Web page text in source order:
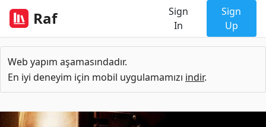
Raf
Sign
In
Sign
Up
Web yapım aşamasındadır.
En iyi deneyim için mobil uygulamamızı indir.